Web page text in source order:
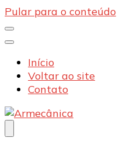
Pular para o conteúdo
Início
Voltar ao site
Contato
Armecânica
Blog